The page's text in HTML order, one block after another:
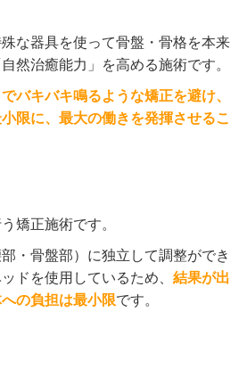
な器具を使って骨盤・骨格を本来
然治癒能力」を高める施術です。
バキバキ鳴るような矯正を避け、
限に、最大の働きを発揮させるこ
矯正施術です。
・骨盤部）に独立して調整ができ
ドを使用しているため、結果が出
の負担は最小限です。